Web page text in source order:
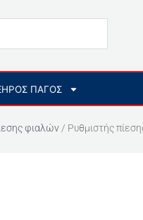
ΠΑΓΟΣ
φιαλών / Ρυθμιστής